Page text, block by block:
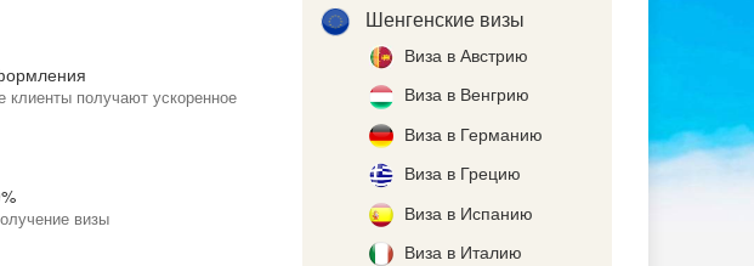
клиенты получают ускоренное
визы
Шенгенские визы
Виза в Австрию
Виза в Венгрию
Виза в Германию
Виза в Грецию
Виза в Испанию
Виза в Италию